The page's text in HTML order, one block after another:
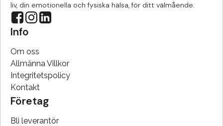
liv, din emotionella och fysiska hälsa, för ditt välmående.
Info
Om oss
Allmänna Villkor
Integritetspolicy
Kontakt
Företag
Bli leverantör